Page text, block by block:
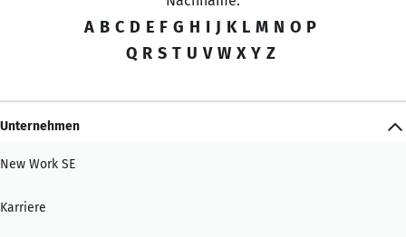
A B C D E F G H I J K L M N O P
Q R S T U V W X Y Z
Unternehmen
New Work SE
Karriere